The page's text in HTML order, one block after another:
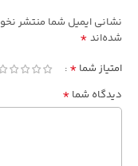
نشانی ایمیل شما منتشر
شده‌اند *
امتیاز شما *
دیدگاه شما *